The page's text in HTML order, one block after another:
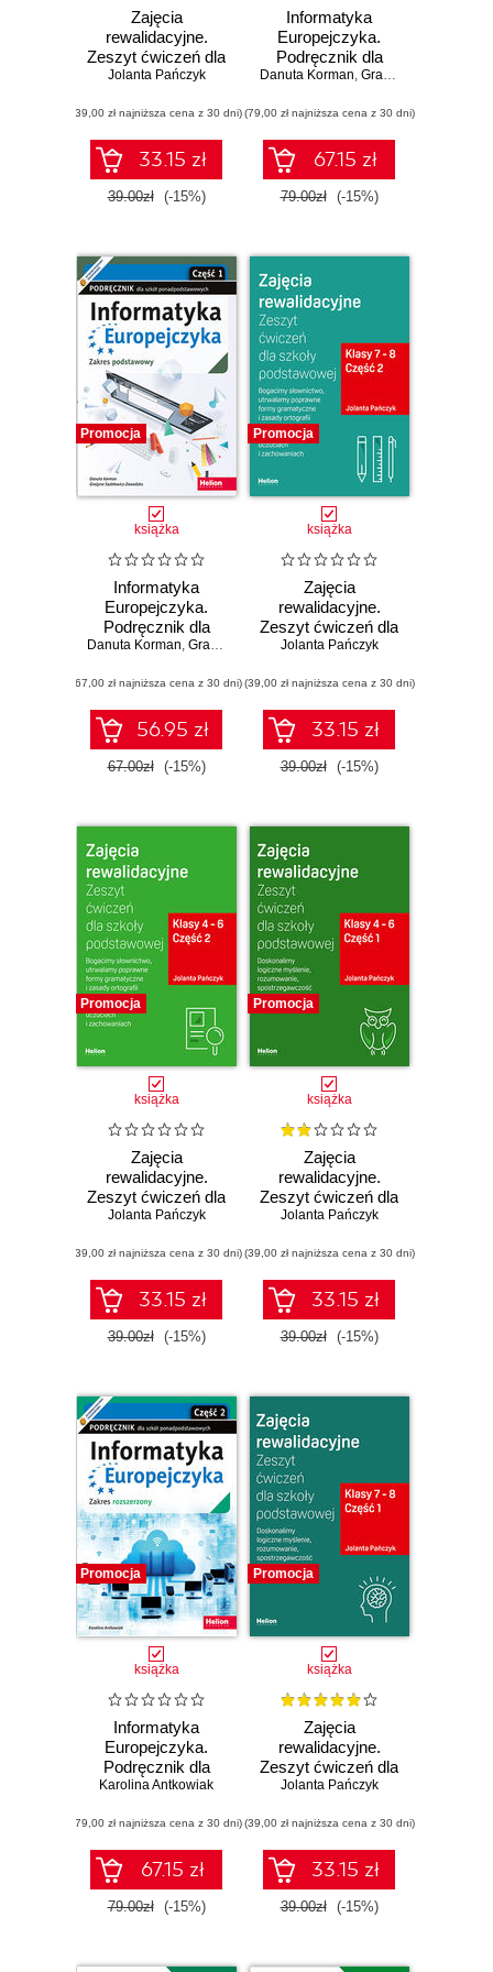
Zajęcia
rewalidacyjne.
Zeszyt ćwiczeń dla
szkoły
klasy 1 - 3. Część
2. Poszerzamy
wiedzę o
otaczającym
świecie i
Jolanta Pańczyk
(39,00 zł najniższa cena z 30 dni)
33.15 zł
39.00zł (-15%)
Informatyka
Europejczyka.
Podręcznik dla
szkół
Zakres
rozszerzony.
Część 1 (wydanie
z numerem
dopuszczenia)
Danuta Korman, Grażyna Szabłowicz-Zawadzka
(79,00 zł najniższa cena z 30 dni)
67.15 zł
79.00zł (-15%)
Promocja
książka
Informatyka
Europejczyka.
Podręcznik dla
szkół
Zakres
podstawowy.
Część 1
Danuta Korman, Grażyna Szabłowicz-Zawadzka
(67,00 zł najniższa cena z 30 dni)
56.95 zł
67.00zł (-15%)
Promocja
książka
Zajęcia
rewalidacyjne.
Zeszyt ćwiczeń dla
szkoły
klasy 7 - 8. Część
2. Bogacimy
słownictwo,
utrwalamy
poprawne formy
Uczymy się o
emocjach,
uczuciach i
zachowaniach
Jolanta Pańczyk
(39,00 zł najniższa cena z 30 dni)
33.15 zł
39.00zł (-15%)
Promocja
książka
Zajęcia
rewalidacyjne.
Zeszyt ćwiczeń dla
szkoły
klasy 4 - 6. Część
2. Bogacimy
słownictwo,
utrwalamy
poprawne formy
Uczymy się o
emocjach,
uczuciach i
zachowaniach
Jolanta Pańczyk
(39,00 zł najniższa cena z 30 dni)
33.15 zł
39.00zł (-15%)
Promocja
książka
Zajęcia
rewalidacyjne.
Zeszyt ćwiczeń dla
szkoły
klasy 4 - 6. Część
1. Doskonalimy
logiczne myślenie,
rozumowanie,
spostrzegawczość
słuchową
Jolanta Pańczyk
(39,00 zł najniższa cena z 30 dni)
33.15 zł
39.00zł (-15%)
Promocja
książka
Informatyka
Europejczyka.
Podręcznik dla
szkół
Zakres
rozszerzony.
Część 2
Karolina Antkowiak
(79,00 zł najniższa cena z 30 dni)
67.15 zł
79.00zł (-15%)
Promocja
książka
Zajęcia
rewalidacyjne.
Zeszyt ćwiczeń dla
szkoły
klasy 7 - 8. Część
1. Doskonalimy
logiczne myślenie,
rozumowanie,
spostrzegawczość
słuchową
Jolanta Pańczyk
(39,00 zł najniższa cena z 30 dni)
33.15 zł
39.00zł (-15%)